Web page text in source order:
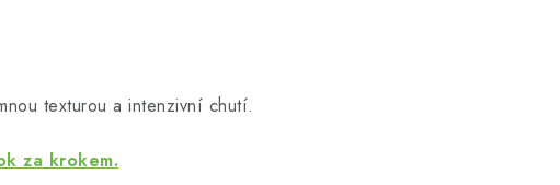
texturou a intenzivní chutí.
za krokem.